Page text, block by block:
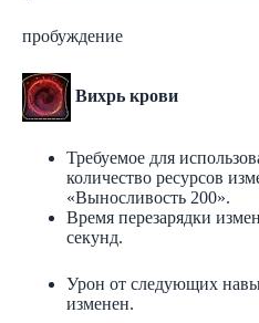
пробуждение
Вихрь крови
Требуемое для
количество ресурсов
«Выносливость 200».
Время перезарядки
секунд.
Урон от следующих
изменен.